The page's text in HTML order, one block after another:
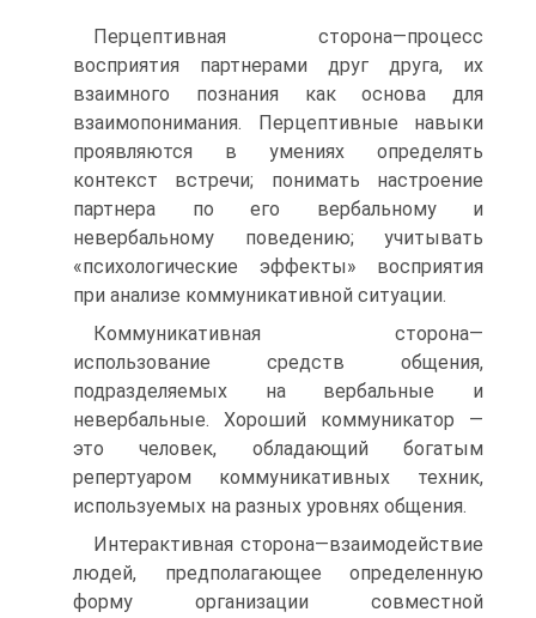
Перцептивная сторона—процесс
восприятия партнерами друг друга, их
взаимного познания как основа для
взаимопонимания. Перцептивные навыки
проявляются в умениях определять
контекст встречи; понимать настроение
партнера по его вербальному и
невербальному поведению; учитывать
«психологические эффекты» восприятия
при анализе коммуникативной ситуации.
Коммуникативная сторона—
использование средств общения,
подразделяемых на вербальные и
невербальные. Хороший коммуникатор —
это человек, обладающий богатым
репертуаром коммуникативных техник,
используемых на разных уровнях общения.
Интерактивная сторона—взаимодействие
людей, предполагающее определенную
форму организации совместной